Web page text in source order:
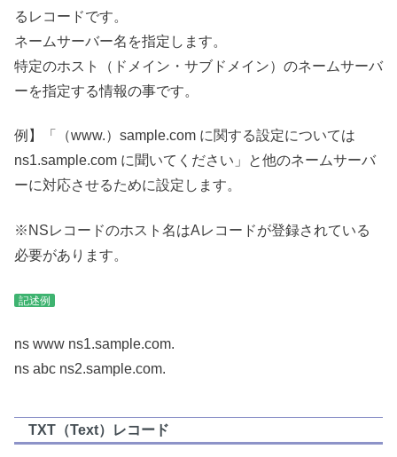
るレコードです。
ネームサーバー名を指定します。
特定のホスト（ドメイン・サブドメイン）のネームサーバ
ーを指定する情報の事です。
例】「（www.）sample.com に関する設定については
ns1.sample.com に聞いてください」と他のネームサーバ
ーに対応させるために設定します。
※NSレコードのホスト名はAレコードが登録されている
必要があります。
記述例
ns www ns1.sample.com.
ns abc ns2.sample.com.
TXT（Text）レコード